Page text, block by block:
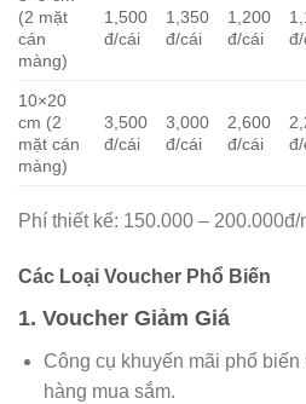
(2 mặt
cán
màng)
1,500
đ/cái
1,350
đ/cái
1,200
đ/cái
10×20
cm (2
mặt cán
màng)
3,500
đ/cái
3,000
đ/cái
2,600
đ/cái
Phí thiết kế: 150.000 – 200.000đ/
Các Loại Voucher Phổ Biến
1. Voucher Giảm Giá
Công cụ khuyến mãi phổ
hàng mua sắm.